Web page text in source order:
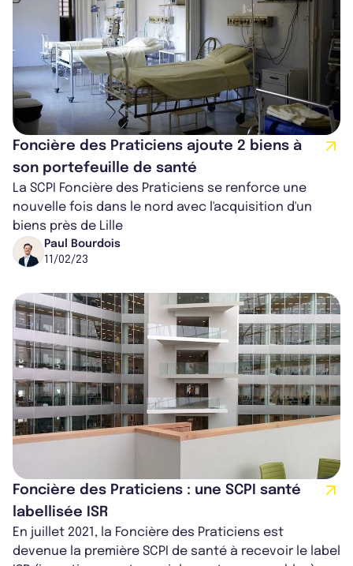
Foncière des Praticiens ajoute 2 biens à
son portefeuille de santé
La SCPI Foncière des Praticiens se renforce une
nouvelle fois dans le nord avec l'acquisition d'un
biens près de Lille
Paul Bourdois
11/02/23
Foncière des Praticiens : une SCPI santé
labellisée ISR
En juillet 2021, la Foncière des Praticiens est
devenue la première SCPI de santé à recevoir le label